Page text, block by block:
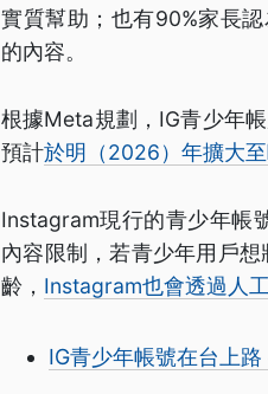
實質幫助；也有90%家長
的內容。
根據Meta規劃，IG青少年
預計於明（2026）年擴大
Instagram現行的青少年帳
內容限制，若青少年用戶
齡， Instagram也會透過人
IG青少年帳號在台上